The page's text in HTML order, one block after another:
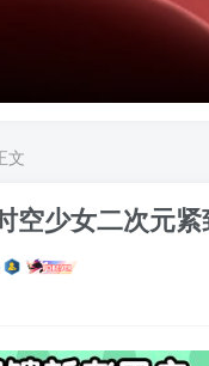
文
空少女二次元